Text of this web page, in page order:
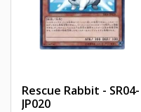
Rescue Rabbit - SR04-
JP020